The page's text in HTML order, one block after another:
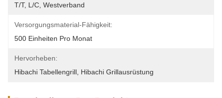
T/T, L/C, Westverband
Versorgungsmaterial-Fähigkeit:
500 Einheiten Pro Monat
Hervorheben:
Hibachi Tabellengrill Hibachi Grillausrüstung